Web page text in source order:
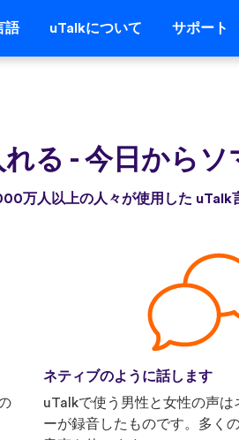
語 uTalkについて サポート
る - 今日からソ
万人以上の人々が使用した uTalk
ネティブのように話します
uTalkで使う男性と女性の声は
ーが録音したものです。多く